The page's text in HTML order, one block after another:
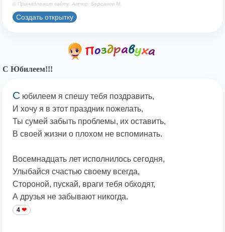
© Принадлежит сайту. Автор: Берсанов М.
Создать открытку
С Юбилеем!!!
С юбилеем я спешу тебя поздравить,
И хочу я в этот праздник пожелать,
Ты сумей забыть проблемы, их оставить,
В своей жизни о плохом не вспоминать.
Восемнадцать лет исполнилось сегодня,
Улыбайся счастью своему всегда,
Стороной, пускай, враги тебя обходят,
А друзья не забывают никогда.
4